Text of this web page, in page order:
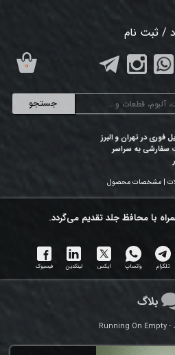
جستجو
/ ثبت نام
فوری در تهران و البرز
به سراسر
۰
| مشخصات محصول
با محافظ جلد تقدیم می‌گردد.
تلگرام واتساپ ایکس لینکدین فیسبوک
Running On Empty
بلاگ